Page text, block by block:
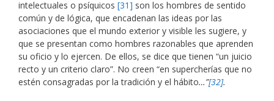
intelectuales o psíquicos [31] son los hombres de sentido
común y de lógica, que encadenan las ideas por las
asociaciones que el mundo exterior y visible les sugiere, y
que se presentan como hombres razonables que aprenden
su oficio y lo ejercen. De ellos, se dice que tienen “un juicio
recto y un criterio claro”. No creen “en supercherías que no
estén consagradas por la tradición y el hábito…”[32].